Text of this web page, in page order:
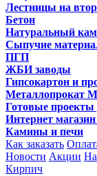
Лестницы на
Бетон
Натуральный
Сыпучие
ПГП
ЖБИ заводы
Гипсокартон и
Металлопрокат
Готовые проекты
Интернет
Камины и печи
Как заказать
Новости Акции
Кирпич